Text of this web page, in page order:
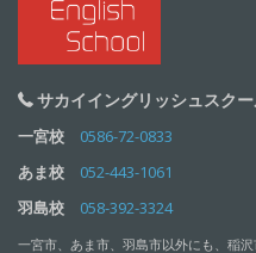
サカイイングリッシュスク
一宮校
0586-72-0833
あま校
052-443-1061
羽島校
058-392-3324
一宮市、あま市、羽島市以外にも、稲